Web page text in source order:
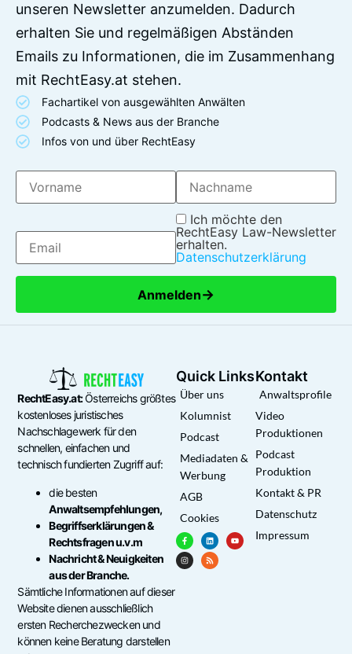
unseren Newsletter anzumelden. Dadurch
erhalten Sie und regelmäßigen Abständen
Emails zu Informationen, die im Zusammenhang
mit RechtEasy.at stehen.
Fachartikel von ausgewählten Anwälten
Podcasts & News aus der Branche
Infos von und über RechtEasy
Ich möchte den
RechtEasy Law-Newsletter
erhalten.
Datenschutzerklärung
Anmelden→
RechtEasy.at:Österreichs größtes
kostenloses juristisches
Nachschlagewerk für den
schnellen, einfachen und
technisch fundierten Zugriff auf:
die besten
Anwaltsempfehlungen,
Begriffserklärungen &
Rechtsfragen u.v.m
Nachricht & Neuigkeiten
aus der Branche.
Sämtliche Informationen auf dieser
Website dienen ausschließlich
ersten Recherchezwecken und
können keine Beratung darstellen
Quick Links
Über uns
Kolumnist
Podcast
Mediadaten &
Werbung
AGB
Cookies
Kontakt
Anwaltsprofile
Video
Produktionen
Podcast
Produktion
Kontakt & PR
Datenschutz
Impressum